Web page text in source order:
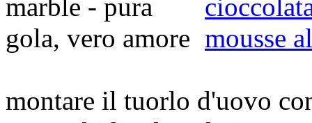
montare il tuorlo d'uovo